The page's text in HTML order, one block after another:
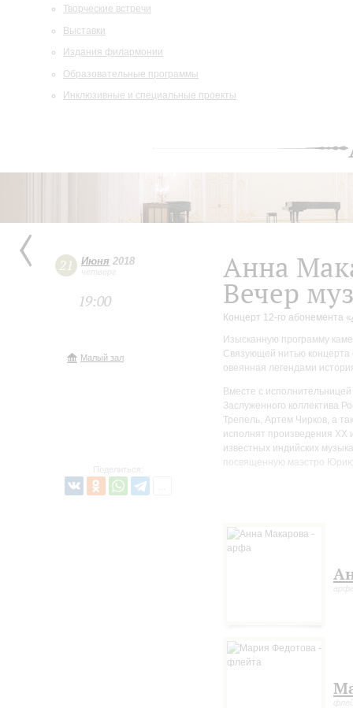
Творческие встречи
Выставки
Издания филармонии
Образовательные программы
Инклюзивные и специальные проекты
21 Июня 2018
четверг
19:00
Малый зал
Поделиться:
Анна
Вечер
Концерт 12-го абонемента «
Изысканную программу
Связующей нитью концерта
овеянная легендами
Вместе с
Заслуженного коллектива
Трепель, Артем Чирков, а
исполнят произведения XX
известных индийских
посвященную маэстро